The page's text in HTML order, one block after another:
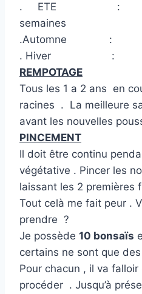
. ETE :
semaines
.Automne : les
. Hiver : pas
REMPOTAGE
Tous les 1 a 2 ans en
racines . La meilleure
avant les nouvelles
PINCEMENT
Il doit être continu
végétative . Pincer les
laissant les 2 premières
Tout celà me fait peur .
prendre ?
Je possède 10 bonsaïs
certains ne sont que
Pour chacun , il va
procéder . Jusqu’à